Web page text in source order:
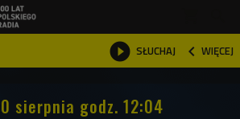
 SŁUCHAJ  WIĘCEJ

sierpnia godz. 12:04